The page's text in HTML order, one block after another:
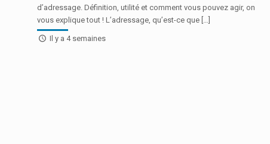
d’adressage. Définition, utilité et comment vous pouvez agir, on
vous explique tout ! L’adressage, qu’est-ce que […]
Il y a 4 semaines